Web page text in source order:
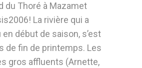
du Thoré à Mazamet
La rivière qui a
début de saison, s’est
de fin de printemps. Les
gros affluents (Arnette,